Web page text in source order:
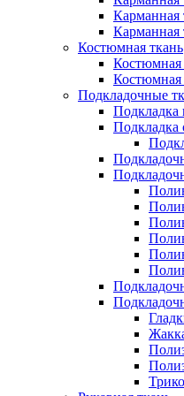
Карманная
Карманная
Костюмная ткань
Костюмная
Костюмная
Подкладочные
Подкладка
Подкладка